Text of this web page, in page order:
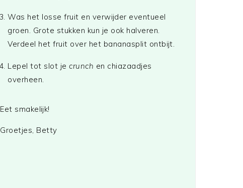
Was het losse fruit en verwijder eventueel
groen. Grote stukken kun je ook halveren.
Verdeel het fruit over het bananasplit ontbijt.
Lepel tot slot jecrunch en chiazaadjes
overheen.
Eet smakelijk!
Groetjes, Betty